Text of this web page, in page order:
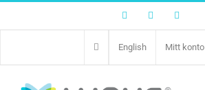
FacebookTwitter
English Mitt konto